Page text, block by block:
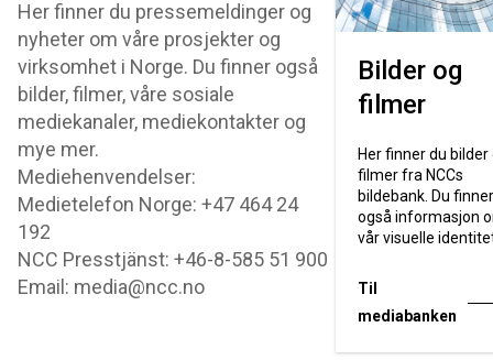
Her finner du pressemeldinger og
nyheter om våre prosjekter og
virksomhet i Norge. Du finner også
bilder, filmer, våre sosiale
mediekanaler, mediekontakter og
mye mer.
Mediehenvendelser:
Medietelefon Norge: +47 464 24
192
NCC Presstjänst: +46-8-585 51 900
Email: media@ncc.no
Bilder og
filmer
Her finner du bilder
filmer fra NCCs
bildebank. Du finner
også informasjon
vår visuelle
Til
mediabanken